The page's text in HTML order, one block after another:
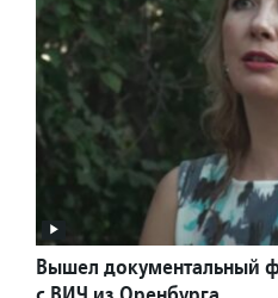
Вышел документальный